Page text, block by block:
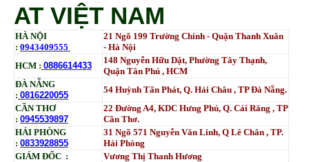
AT VIỆT NAM
HÀ NỘI
: 0943409555
21 Ngõ 199 Trường Chinh - Quận Thanh Xuân
- Hà Nội
HCM : 0886614433
148 Nguyễn Hữu Dật, Phường Tây Thạnh,
Quận Tân Phú , HCM
ĐÀ NẴNG
: 0816220055
54 Huỳnh Tấn Phát, Q. Hải Châu , TP Đà Nẵng.
CẦN THƠ
: 0945539897
22 Đường A4, KDC Hưng Phú, Q. Cái Răng , TP
Cần Thơ.
HẢI PHÒNG
: 0833928855
31 Ngõ 571 Nguyễn Văn Linh, Q Lê Chân , TP.
Hải Phòng
GIÁM ĐỐC :
Vương Thị Thanh Hương